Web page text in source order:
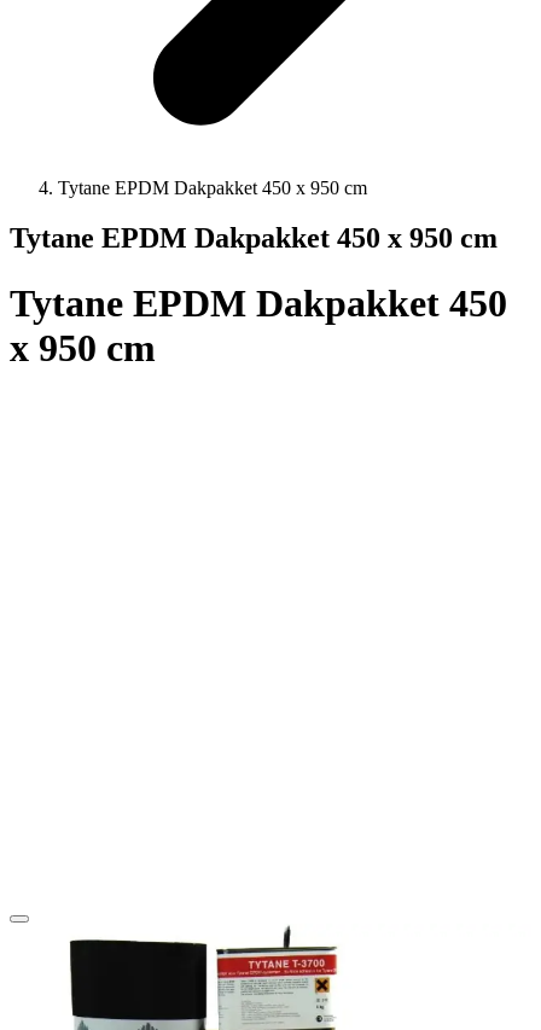
Tytane EPDM Dakpakket 450 x 950 cm
Tytane EPDM Dakpakket 450 x 950 cm
Tytane EPDM Dakpakket 450
x 950 cm